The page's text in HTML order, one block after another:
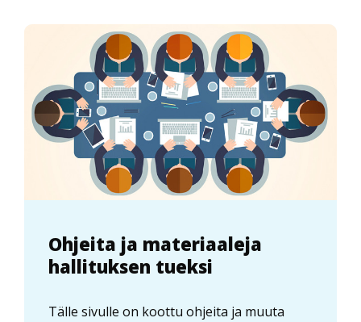
Ohjeita ja materiaaleja
hallituksen tueksi
Tälle sivulle on koottu ohjeita ja muuta